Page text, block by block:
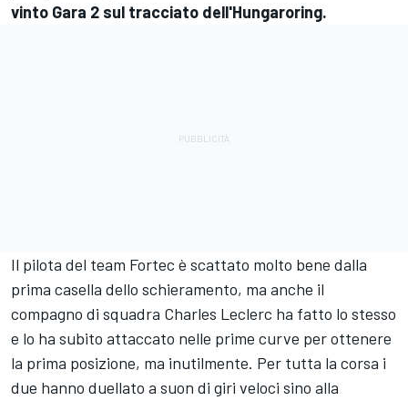
vinto Gara 2 sul tracciato dell'Hungaroring.
Il pilota del team Fortec è scattato molto bene dalla
prima casella dello schieramento, ma anche il
compagno di squadra Charles Leclerc ha fatto lo stesso
e lo ha subito attaccato nelle prime curve per ottenere
la prima posizione, ma inutilmente. Per tutta la corsa i
due hanno duellato a suon di giri veloci sino alla